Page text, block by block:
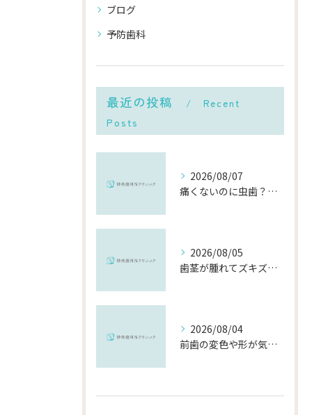
ブログ
予防歯科
最近の投稿
Recent
Posts
2026/08/07
痛くないのに虫歯？「痛みのない虫歯」が進行する理由と発見方法
2026/08/05
歯茎が腫れてズキズキ痛む時の応急処置と、早めに受診すべき理由
2026/08/04
前歯の変色や形が気になる…削らずにきれいに整える「ダイレクトボンディング」とは？